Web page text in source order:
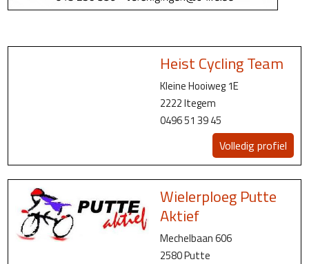
Heist Cycling Team
Kleine Hooiweg 1E
2222 Itegem
0496 51 39 45
Volledig profiel
Wielerploeg Putte
Aktief
Mechelbaan 606
2580 Putte